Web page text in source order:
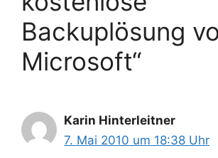
Backuplösung
Microsoft“
Karin Hinterleitner
7. Mai 2010 um 18:38 Uhr